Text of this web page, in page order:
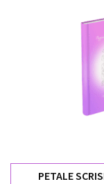
PETALE